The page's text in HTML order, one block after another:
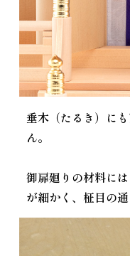
垂木（たるき）に
ん。
御扉廻りの材料に
が細かく、柾目の